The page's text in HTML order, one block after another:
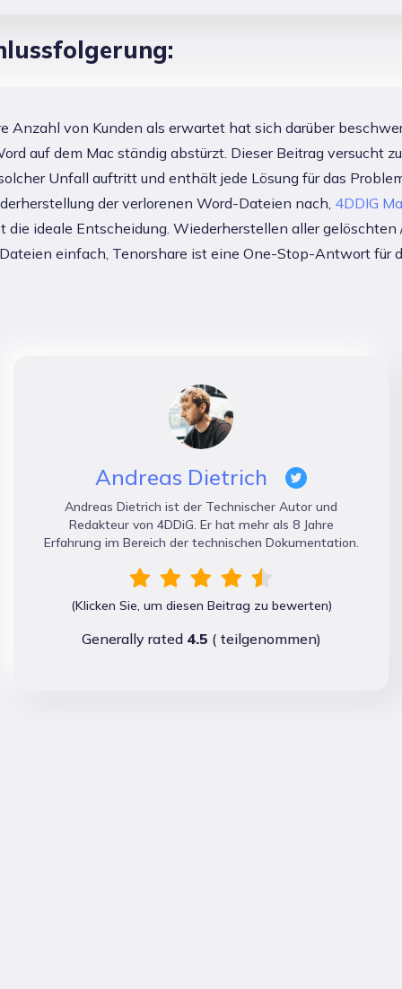
Anzahl von Kunden als erwartet hat sich darüber
auf dem Mac ständig abstürzt. Dieser Beitrag versucht
Unfall auftritt und enthält jede Lösung für das
der verlorenen Word-Dateien nach, 4DDIG
die ideale Entscheidung. Wiederherstellen aller gelöschten
einfach, Tenorshare ist eine One-Stop-Antwort für
Andreas Dietrich
Andreas Dietrich ist der Technischer Autor und
Redakteur von 4DDiG. Er hat mehr als 8 Jahre
Erfahrung im Bereich der technischen Dokumentation.
(Klicken Sie, um diesen Beitrag zu bewerten)
Generally rated 4.5 (teilgenommen)